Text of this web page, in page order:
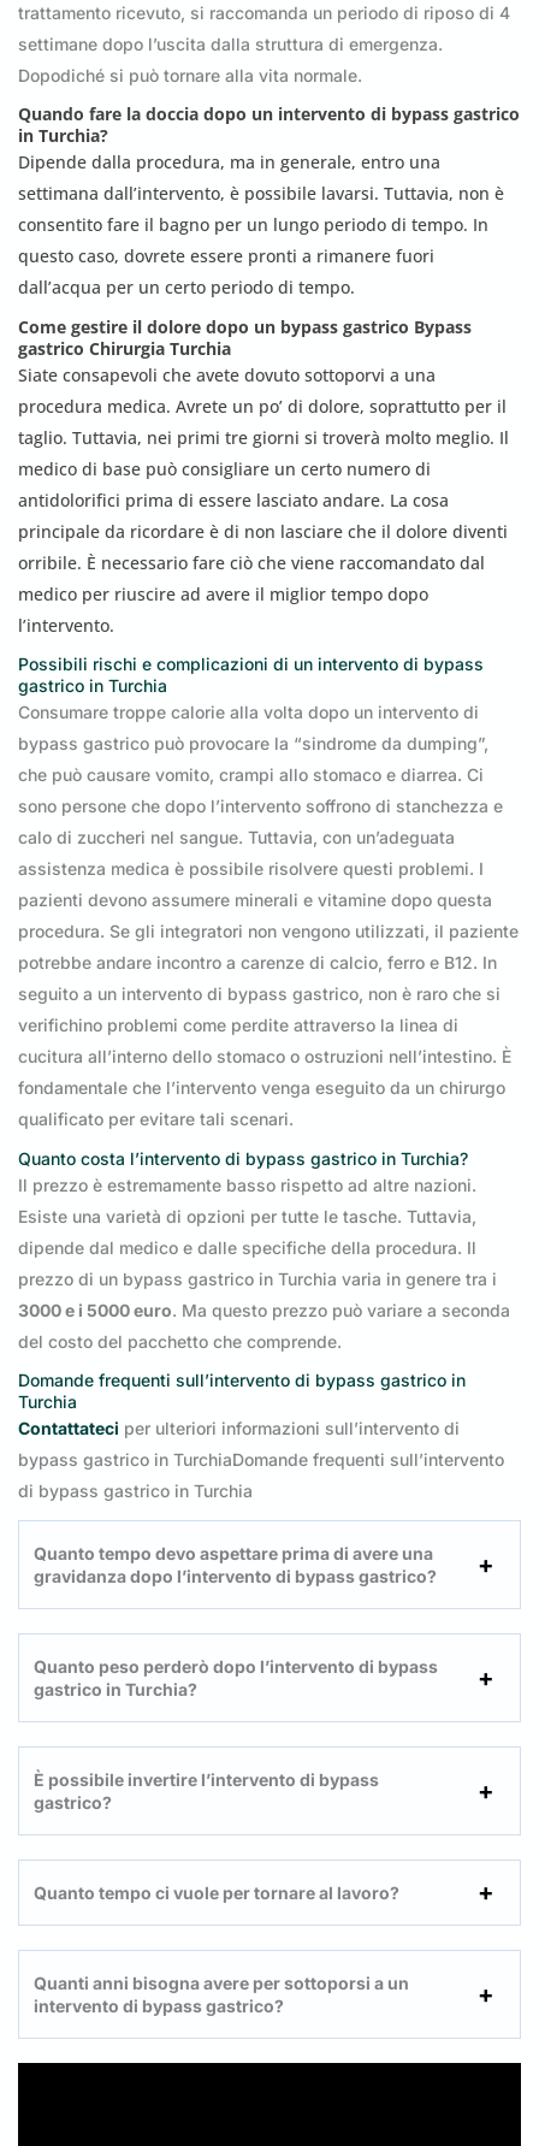
trattamento ricevuto, si raccomanda un periodo di riposo di 4
settimane dopo l’uscita dalla struttura di emergenza.
Dopodiché si può tornare alla vita normale.
Quando fare la doccia dopo un intervento di bypass gastrico
in Turchia?
Dipende dalla procedura, ma in generale, entro una
settimana dall’intervento, è possibile lavarsi. Tuttavia, non è
consentito fare il bagno per un lungo periodo di tempo. In
questo caso, dovrete essere pronti a rimanere fuori
dall’acqua per un certo periodo di tempo.
Come gestire il dolore dopo un bypass gastrico Bypass
gastrico Chirurgia Turchia
Siate consapevoli che avete dovuto sottoporvi a una
procedura medica. Avrete un po’ di dolore, soprattutto per il
taglio. Tuttavia, nei primi tre giorni si troverà molto meglio. Il
medico di base può consigliare un certo numero di
antidolorifici prima di essere lasciato andare. La cosa
principale da ricordare è di non lasciare che il dolore diventi
orribile. È necessario fare ciò che viene raccomandato dal
medico per riuscire ad avere il miglior tempo dopo
l’intervento.
Possibili rischi e complicazioni di un intervento di bypass
gastrico in Turchia
Consumare troppe calorie alla volta dopo un intervento di
bypass gastrico può provocare la “sindrome da dumping”,
che può causare vomito, crampi allo stomaco e diarrea. Ci
sono persone che dopo l’intervento soffrono di stanchezza e
calo di zuccheri nel sangue. Tuttavia, con un’adeguata
assistenza medica è possibile risolvere questi problemi. I
pazienti devono assumere minerali e vitamine dopo questa
procedura. Se gli integratori non vengono utilizzati, il paziente
potrebbe andare incontro a carenze di calcio, ferro e B12. In
seguito a un intervento di bypass gastrico, non è raro che si
verifichino problemi come perdite attraverso la linea di
cucitura all’interno dello stomaco o ostruzioni nell’intestino. È
fondamentale che l’intervento venga eseguito da un chirurgo
qualificato per evitare tali scenari.
Quanto costa l’intervento di bypass gastrico in Turchia?
Il prezzo è estremamente basso rispetto ad altre nazioni.
Esiste una varietà di opzioni per tutte le tasche. Tuttavia,
dipende dal medico e dalle specifiche della procedura. Il
prezzo di un bypass gastrico in Turchia varia in genere tra i
3000 e i 5000 euro. Ma questo prezzo può variare a seconda
del costo del pacchetto che comprende.
Domande frequenti sull’intervento di bypass gastrico in
Turchia
Contattateci per ulteriori informazioni sull’intervento di
bypass gastrico in TurchiaDomande frequenti sull’intervento
di bypass gastrico in Turchia
Quanto tempo devo aspettare prima di avere una
gravidanza dopo l’intervento di bypass gastrico?
Quanto peso perderò dopo l’intervento di bypass
gastrico in Turchia?
È possibile invertire l’intervento di bypass
gastrico?
Quanto tempo ci vuole per tornare al lavoro?
Quanti anni bisogna avere per sottoporsi a un
intervento di bypass gastrico?